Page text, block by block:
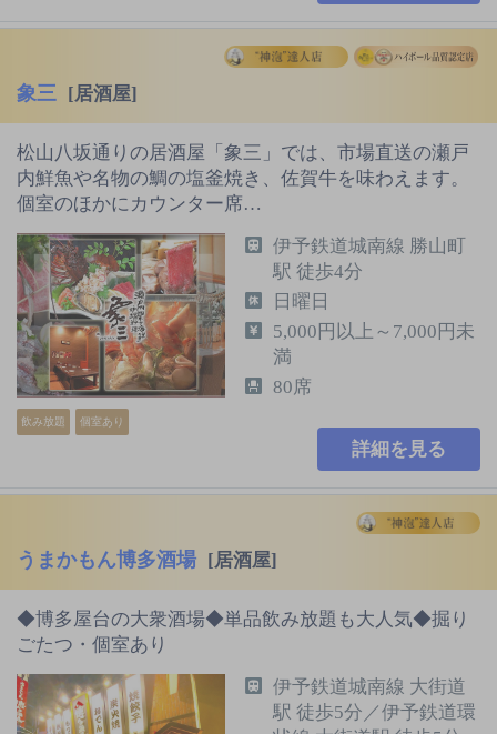
象三 [居酒屋]
松山八坂通りの居酒屋「象三」では、市場直送の瀬戸
内鮮魚や名物の鯛の塩釜焼き、佐賀牛を味わえます。
個室のほかにカウンター席…
飲み放題 個室あり
伊予鉄道城南線 勝山町
駅 徒歩4分
日曜日
5,000円以上～7,000円未
満
80席
詳細を見る
うまかもん博多酒場 [居酒屋]
◆博多屋台の大衆酒場◆単品飲み放題も大人気◆掘り
ごたつ・個室あり
伊予鉄道城南線 大街道
駅 徒歩5分／伊予鉄道環